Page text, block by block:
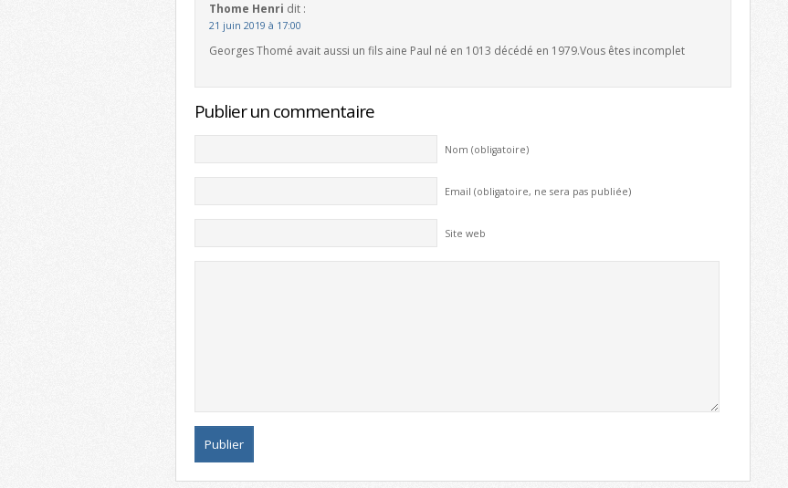
Thome Henri dit :
21 juin 2019 à 17:00
Georges Thomé avait aussi un fils aine Paul né en 1013 décédé en 1979.Vous êtes incomplet
Publier un commentaire
Nom (obligatoire)
Email (obligatoire, ne sera pas publiée)
Site web